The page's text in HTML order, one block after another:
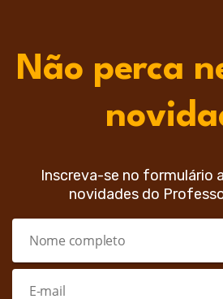
Não perca
Inscreva-se no formulário
novidades do